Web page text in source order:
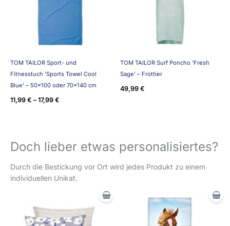
TOM TAILOR Sport- und
Fitnesstuch ‘Sports Towel Cool
Blue’ – 50×100 oder 70×140 cm
11,99 € –17,99 €
TOM TAILOR Surf Poncho ‘Fresh
Sage’ – Frottier
49,99 €
Doch lieber etwas personalisiertes?
Durch die Bestickung vor Ort wird jedes Produkt zu einem
individuellen Unikat.